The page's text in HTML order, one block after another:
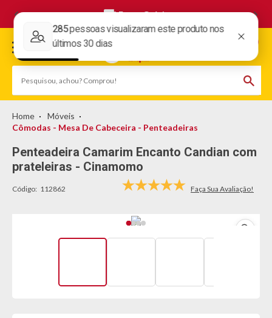
Frete Grátis
Móveis
Cômodas - Mesa De Cabeceira - Penteadeiras
Penteadeira Camarim Encanto Candian com
prateleiras - Cinamomo
Código: 112862